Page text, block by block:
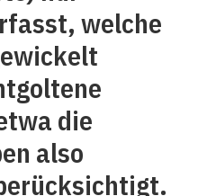
welche
die
also